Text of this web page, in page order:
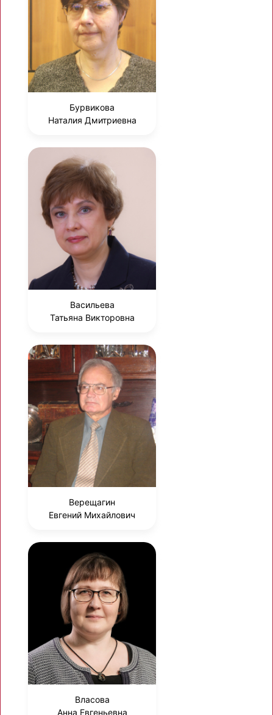
Бурвикова
Наталия Дмитриевна
Васильева
Татьяна Викторовна
Верещагин
Евгений Михайлович
Власова
Анна Евгеньевна